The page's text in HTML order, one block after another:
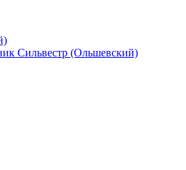
Сильвестр (Ольшевский)